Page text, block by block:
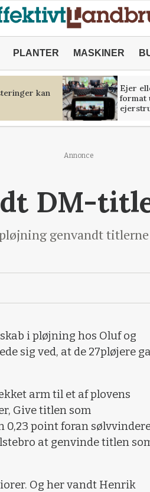
PLANTER MASKINER
kan
Ejer
format
Annonce
DM-
genvandt
i pløjning hos Oluf og
sig ved, at de 27pløjere
arm til et af plovens
Give titlen som
0,23 point foran
at genvinde titlen
Og her vandt Henrik